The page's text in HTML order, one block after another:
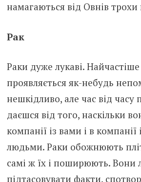
намагаються від Овнів трохи
Рак
Раки дуже лукаві.
проявляється як-небудь
нешкідливо, але час від часу
даєшся від того, наскільки
компанії із вами і в
людьми. Раки обожнюють
самі ж їх і поширюють. Вони
підтасовувати факти,